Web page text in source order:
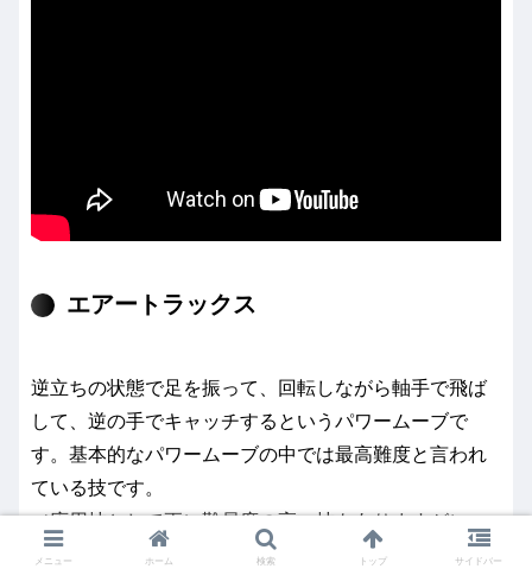
エアートラックス
逆立ちの状態で足を振って、回転しながら軸手で飛ば
して、逆の手でキャッチするというパワームーブで
す。基本的なパワームーブの中では最高難度と言われ
ている技です。
（応用技として更に難易度の高い技もありますが）
また、例によって単発と連発では難易度が比較になら
メニュー ホーム 検索 トップ サイドバー